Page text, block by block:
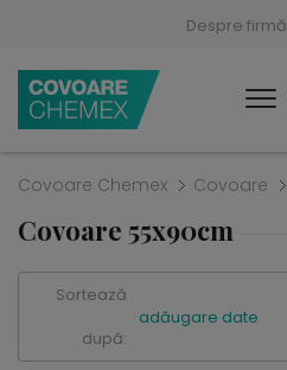
Despre firmă
Covoare Chemex Covoare
Covoare 55x90cm
Sortează
după:
adăugare date